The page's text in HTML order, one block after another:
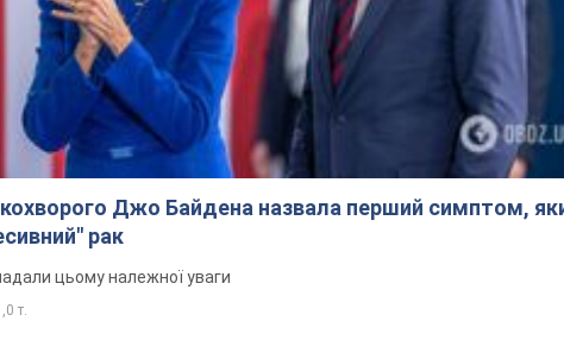
Джо Байдена назвала перший симптом,
рак
цьому належної уваги
т.